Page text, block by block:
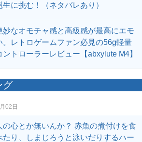
生に挑む！（ネタバレあり）
妙なオモチャ感と高級感が最高にエモ
。レトロゲームファン必見の56g軽量
ントローラーレビュー【abxylute M4】
グ
02日
の心とか無いんか？ 赤魚の煮付けを食
たり、しまじろうと泳いだりするハー